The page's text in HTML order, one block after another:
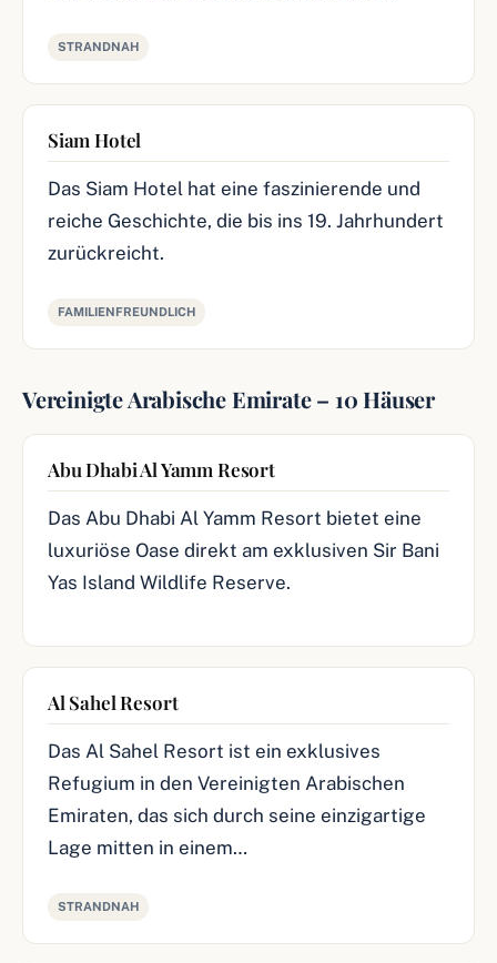
STRANDNAH
Siam Hotel
Das Siam Hotel hat eine faszinierende und
reiche Geschichte, die bis ins 19. Jahrhundert
zurückreicht.
FAMILIENFREUNDLICH
Vereinigte Arabische Emirate – 10 Häuser
Abu Dhabi Al Yamm Resort
Das Abu Dhabi Al Yamm Resort bietet eine
luxuriöse Oase direkt am exklusiven Sir Bani
Yas Island Wildlife Reserve.
Al Sahel Resort
Das Al Sahel Resort ist ein exklusives
Refugium in den Vereinigten Arabischen
Emiraten, das sich durch seine einzigartige
Lage mitten in einem…
STRANDNAH